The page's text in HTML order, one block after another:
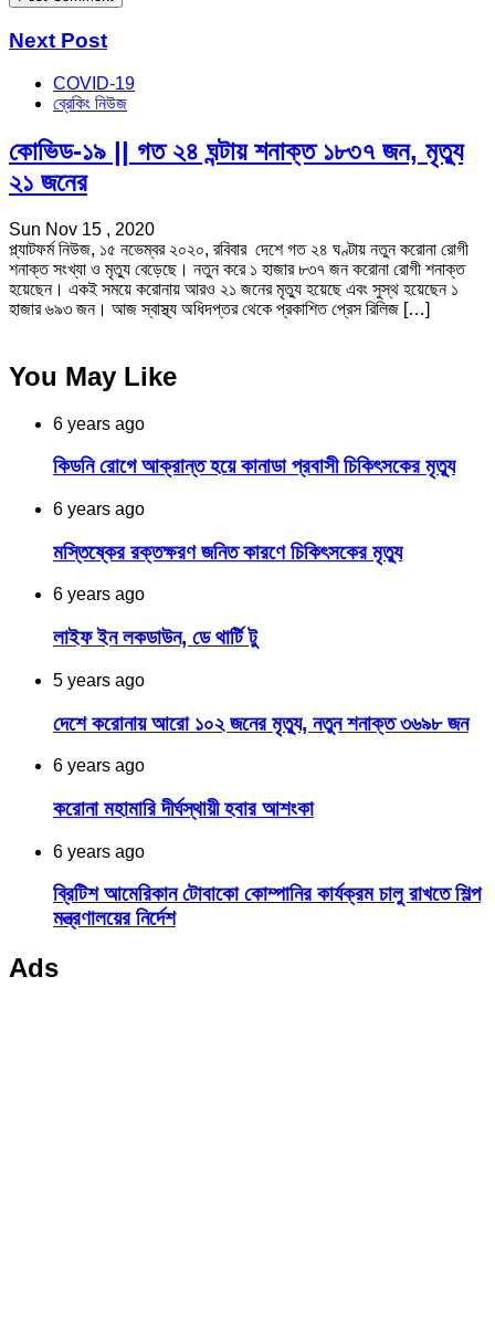
Next Post
COVID-19
ব্রেকিং নিউজ
কোভিড-১৯ || গত ২৪ ঘন্টায় শনাক্ত ১৮৩৭ জন, মৃত্যু
২১ জনের
Sun Nov 15 , 2020
প্ল্যাটফর্ম নিউজ, ১৫ নভেম্বর ২০২০, রবিবার দেশে গত ২৪ ঘণ্টায় নতুন করোনা রোগী
শনাক্ত সংখ্যা ও মৃত্যু বেড়েছে। নতুন করে ১ হাজার ৮৩৭ জন করোনা রোগী শনাক্ত
হয়েছেন। একই সময়ে করোনায় আরও ২১ জনের মৃত্যু হয়েছে এবং সুস্থ হয়েছেন ১
হাজার ৬৯৩ জন। আজ স্বাস্থ্য অধিদপ্তর থেকে প্রকাশিত প্রেস রিলিজ […]
You May Like
6 years ago
কিডনি রোগে আক্রান্ত হয়ে কানাডা প্রবাসী চিকিৎসকের মৃত্যু
6 years ago
মস্তিষ্কের রক্তক্ষরণ জনিত কারণে চিকিৎসকের মৃত্যু
6 years ago
লাইফ ইন লকডাউন, ডে থার্টি টু
5 years ago
দেশে করোনায় আরো ১০২ জনের মৃত্যু, নতুন শনাক্ত ৩৬৯৮ জন
6 years ago
করোনা মহামারি দীর্ঘস্থায়ী হবার আশংকা
6 years ago
ব্রিটিশ আমেরিকান টোবাকো কোম্পানির কার্যক্রম চালু রাখতে শিল্প
মন্ত্রণালয়ের নির্দেশ
Ads